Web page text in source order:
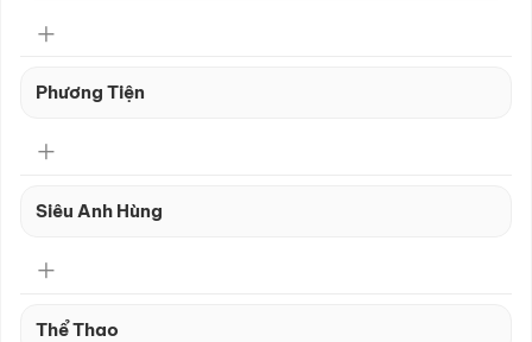
Phương Tiện
Siêu Anh Hùng
Thể Thao